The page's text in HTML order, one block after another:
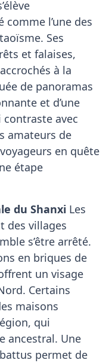
l’une des
Ses
et falaises,
à la
de panoramas
et d’une
avec
amateurs de
en quête
étape
du Shanxi Les
des villages
s’être arrêté.
en briques de
un visage
Certains
maisons
qui
ancestral. Une
permet de